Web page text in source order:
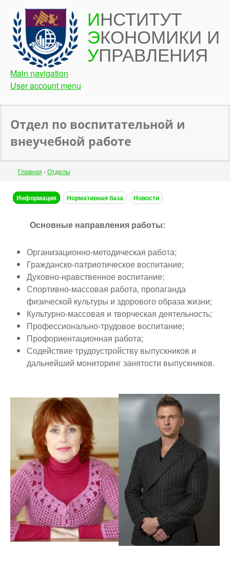
Перейти
основному
содержанию
ИНСТИТУТ
ЭКОНОМИКИ И
УПРАВЛЕНИЯ
Main navigation
User account menu
Отдел по воспитательной и
внеучебной работе
Строка
навигации
Главная › Отделы
Back
Информация Нормативная база Новости
Основные направления работы:
Организационно-методическая работа;
Гражданско-патриотическое воспитание;
Духовно-нравственное воспитание;
Спортивно-массовая работа, пропаганда
физической культуры и здорового образа жизни;
Культурно-массовая и творческая деятельность;
Профессионально-трудовое воспитание;
Профориентационная работа;
Содействие трудоустройству выпускников и
дальнейший мониторинг занятости выпускников.